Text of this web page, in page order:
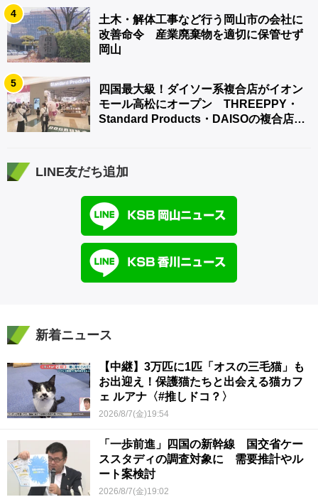
4
土木・解体工事など行う岡山市の会社に
改善命令 産業廃棄物を適切に保管せず
岡山
5
四国最大級！ダイソー系複合店がイオン
モール高松にオープン THREEPPY・
Standard Products・DAISOの複合店は
LINE友だち追加
新着ニュース
【中継】3万匹に1匹「オスの三毛猫」も
お出迎え！保護猫たちと出会える猫カフ
ェ ルアナ〈#推しドコ？〉
2026/8/7(金)19:54
「一歩前進」四国の新幹線 国交省ケー
ススタディの調査対象に 需要推計やル
ート案検討
2026/8/7(金)19:02